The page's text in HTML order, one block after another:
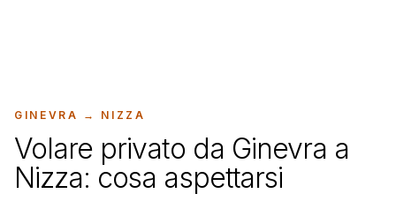
GINEVRA → NIZZA
Volare privato da Ginevra a
Nizza: cosa aspettarsi